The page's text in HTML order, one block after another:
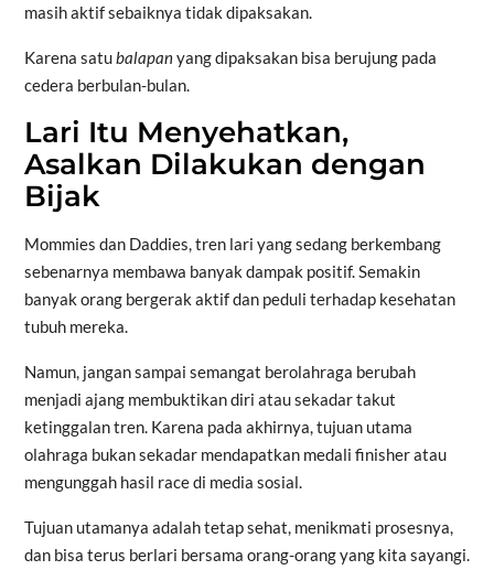
masih aktif sebaiknya tidak dipaksakan.
Karena satubalapanyang dipaksakan bisa berujung pada
cedera berbulan-bulan.
Lari Itu Menyehatkan,
Asalkan Dilakukan dengan
Bijak
Mommies dan Daddies, tren lari yang sedang berkembang
sebenarnya membawa banyak dampak positif. Semakin
banyak orang bergerak aktif dan peduli terhadap kesehatan
tubuh mereka.
Namun, jangan sampai semangat berolahraga berubah
menjadi ajang membuktikan diri atau sekadar takut
ketinggalan tren. Karena pada akhirnya, tujuan utama
olahraga bukan sekadar mendapatkan medali finisher atau
mengunggah hasil race di media sosial.
Tujuan utamanya adalah tetap sehat, menikmati prosesnya,
dan bisa terus berlari bersama orang-orang yang kita sayangi.